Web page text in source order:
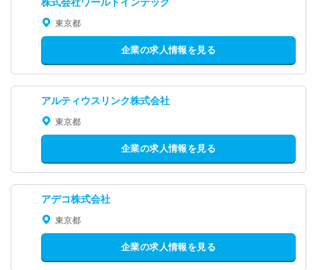
東京都
企業の求人情報を見る
アルティウスリンク株式会社
東京都
企業の求人情報を見る
アデコ株式会社
東京都
企業の求人情報を見る